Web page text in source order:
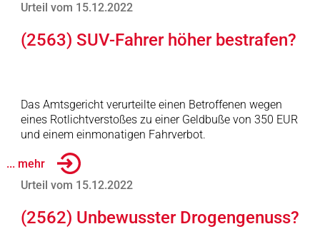
Urteil vom 15.12.2022
(2563) SUV-Fahrer höher bestrafen?
Das Amtsgericht verurteilte einen Betroffenen wegen
eines Rotlichtverstoßes zu einer Geldbuße von 350 EUR
und einem einmonatigen Fahrverbot.
... mehr
Urteil vom 15.12.2022
(2562) Unbewusster Drogengenuss?